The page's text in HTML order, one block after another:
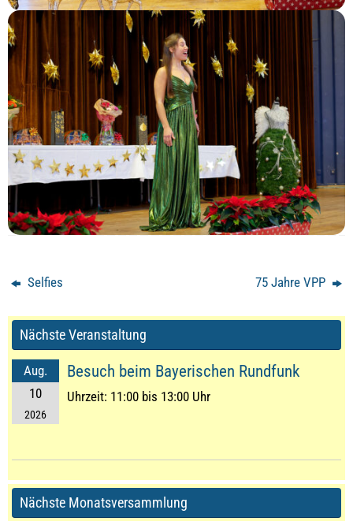
Selfies 75 Jahre VPP
Nächste Veranstaltung
Aug.
10
2026
Besuch beim Bayerischen Rundfunk
Uhrzeit: 11:00 bis 13:00 Uhr
Nächste Monatsversammlung